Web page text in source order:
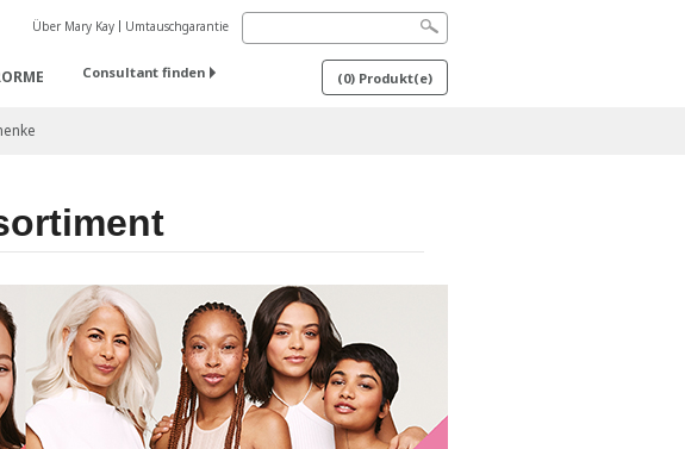
Über Mary Kay Umtauschgarantie
Consultant finden (0) Produkt(e)